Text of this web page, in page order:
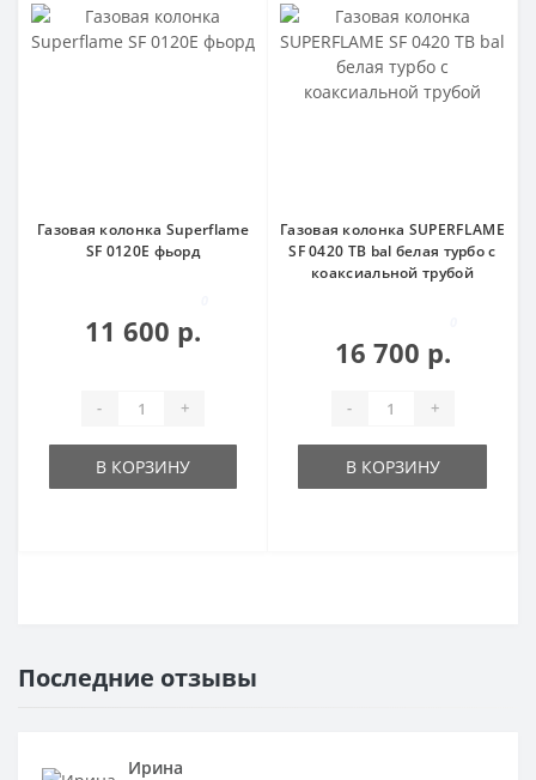
Газовая колонка Superflame
SF 0120E фьорд
11 600 р.
- +
В КОРЗИНУ
Газовая колонка SUPERFLAME
SF 0420 TB bal белая турбо с
коаксиальной трубой
16 700 р.
- +
В КОРЗИНУ
Последние отзывы
Ирина